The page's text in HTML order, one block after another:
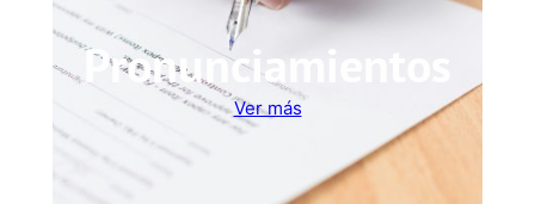
Pronunciamientos
Ver más